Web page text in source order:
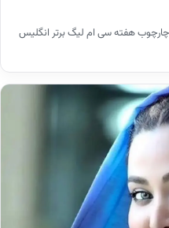
هفته سی ام لیگ برتر انگلیس